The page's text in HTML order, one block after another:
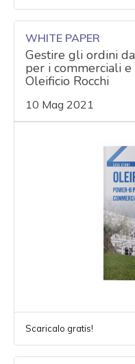
WHITE PAPER
Gestire gli ordini
per i commerciali
Oleificio Rocchi
10 Mag 2021
Scaricalo gratis!